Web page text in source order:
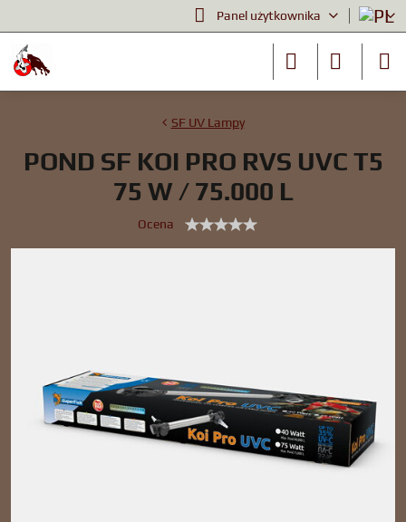
Panel użytkownika
SF UV Lampy
POND SF KOI PRO RVS UVC T5
75 W / 75.000 L
Ocena